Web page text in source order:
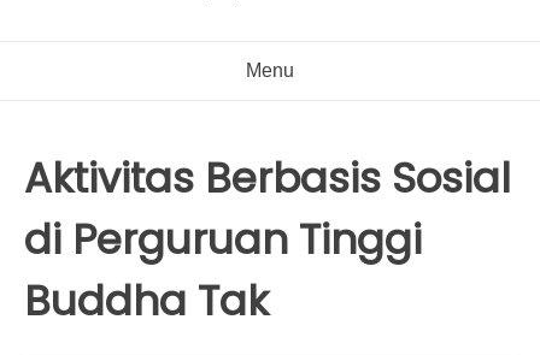
Menu
Aktivitas Berbasis Sosial
di Perguruan Tinggi
Buddha Tak